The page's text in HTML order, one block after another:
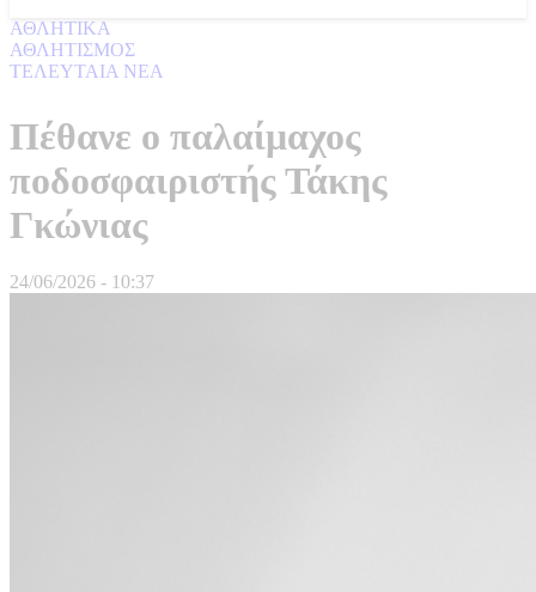
ΑΘΛΗΤΙΚΑ
ΑΘΛΗΤΙΣΜΟΣ
ΤΕΛΕΥΤΑΙΑ ΝΕΑ
Πέθανε ο παλαίμαχος
ποδοσφαιριστής Τάκης
Γκώνιας
24/06/2026 - 10:37